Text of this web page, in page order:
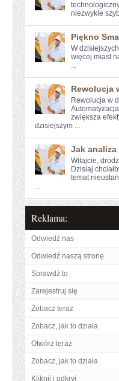
niezwykle
Piękno
W
więcej miast
...
Rewolucja
Rewolucja w
zwiększa
dzisiejszym ...
Jak
Witajcie,
Dzisiaj
temat
...
Reklama:
Odwiedź nas
Odwiedź naszą stronę
Sprawdź to
Zarejestruj się
Zobacz teraz
Zobacz, jak to działa
Otwórz teraz
Zobacz, jak to działa
Kliknij i odkryj